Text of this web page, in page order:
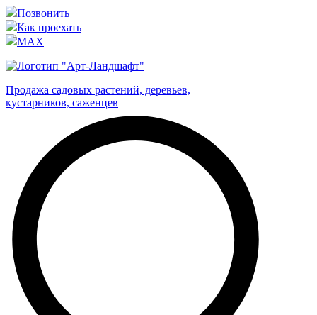
Позвонить
Как проехать
MAX
Продажа садовых растений, деревьев,
кустарников, саженцев